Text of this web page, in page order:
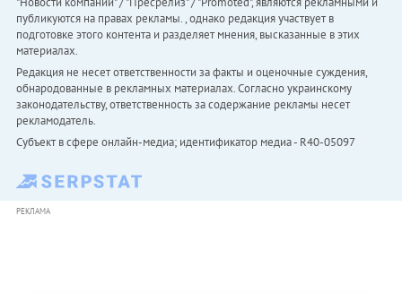
публикуются на правах рекламы. , однако редакция участвует в
подготовке этого контента и разделяет мнения, высказанные в этих
материалах.
Редакция не несет ответственности за факты и оценочные суждения,
обнародованные в рекламных материалах. Согласно украинскому
законодательству, ответственность за содержание рекламы несет
рекламодатель.
Субъект в сфере онлайн-медиа; идентификатор медиа - R40-05097
РЕКЛАМА